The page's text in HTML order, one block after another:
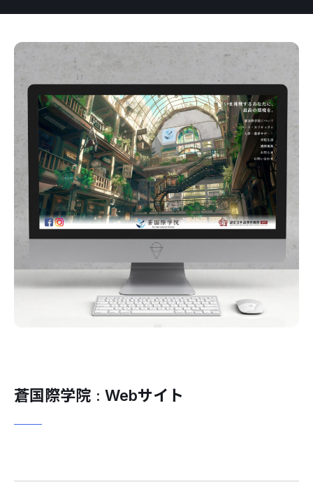
蒼国際学院 : Webサイト